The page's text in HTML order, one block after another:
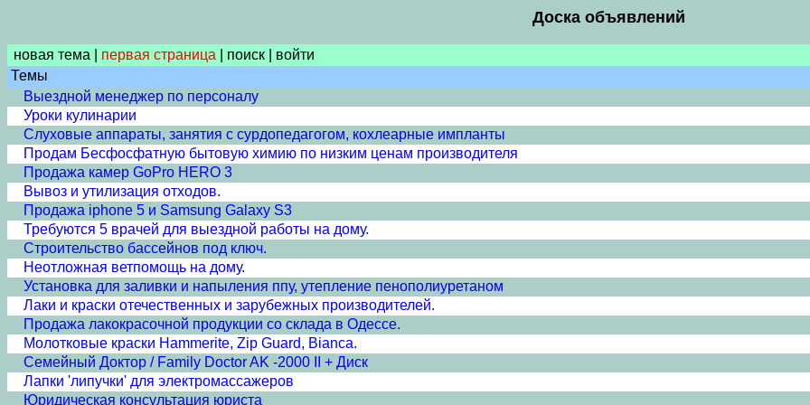
Доска объявлений
новая тема первая страница поиск войти
Темы
Выездной менеджер по персоналу
Уроки кулинарии
Слуховые аппараты, занятия с сурдопедагогом, кохлеарные импланты
Продам Бесфосфатную бытовую химию по низким ценам производителя
Продажа камер GoPro HERO 3
Вывоз и утилизация отходов.
Продажа iphone 5 и Samsung Galaxy S3
Требуются 5 врачей для выездной работы на дому.
Строительство бассейнов под ключ.
Неотложная ветпомощь на дому.
Установка для заливки и напыления ппу, утепление пенополиуретаном
Лаки и краски отечественных и зарубежных производителей.
Продажа лакокрасочной продукции со склада в Одессе.
Молотковые краски Hammerite, Zip Guard, Bianca.
Cемейный Доктор / Family Doctor AK -2000 II + Диск
Лапки 'липучки' для электромассажеров
Юридическая консультация юриста